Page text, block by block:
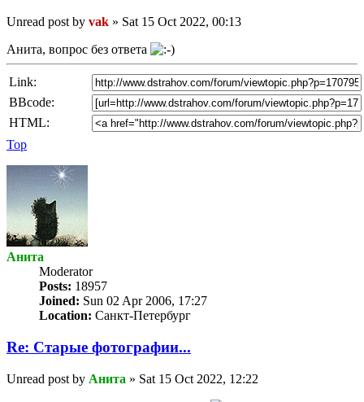
Unread post by vak » Sat 15 Oct 2022, 00:13
Анита, вопрос без ответа
Link:
BBcode:
HTML:
Top
Анита
Мoderator
Posts: 18957
Joined: Sun 02 Apr 2006, 17:27
Location: Санкт-Петербург
Re: Старые фотографии...
Unread post by Анита » Sat 15 Oct 2022, 12:22